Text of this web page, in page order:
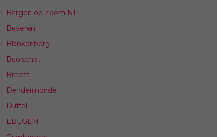
Bergen op Zoom NL
Beveren
Blankenberg
Booischot
Brecht
Dendermonde
Duffel
EDEGEM